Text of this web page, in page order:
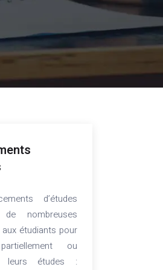
d’études
de nombreuses
étudiants pour
ou
leurs études :